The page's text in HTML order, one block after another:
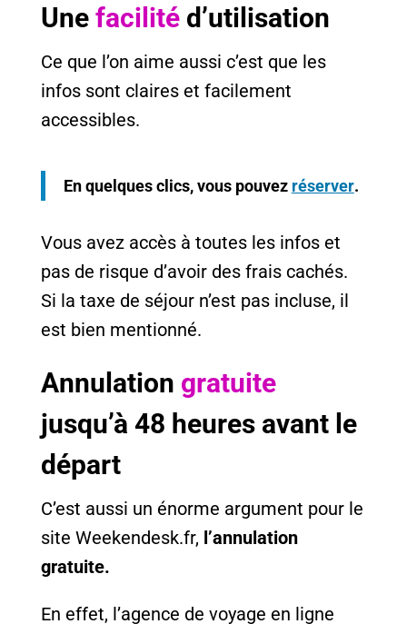
Une facilitéd’utilisation
Ce que l’on aime aussi c’est que les
infos sont claires et facilement
accessibles.
En quelques clics, vous pouvez réserver.
Vous avez accès à toutes les infos et
pas de risque d’avoir des frais cachés.
Si la taxe de séjour n’est pas incluse, il
est bien mentionné.
Annulation gratuite
jusqu’à 48 heures avant le
départ
C’est aussi un énorme argument pour le
site Weekendesk.fr, l’annulation
gratuite.
En effet, l’agence de voyage en ligne